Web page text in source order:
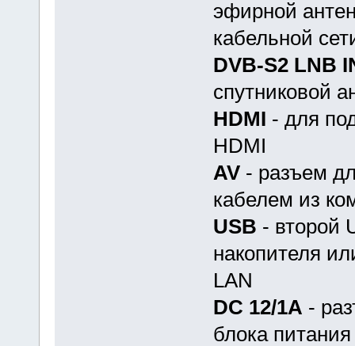
эфирной
кабельной
DVB-S2 LNB
спутниковой
HDMI - для
HDMI
AV- разъем
кабелем из
USB - второй
накопителя
LAN
DC 12/1A -
блока